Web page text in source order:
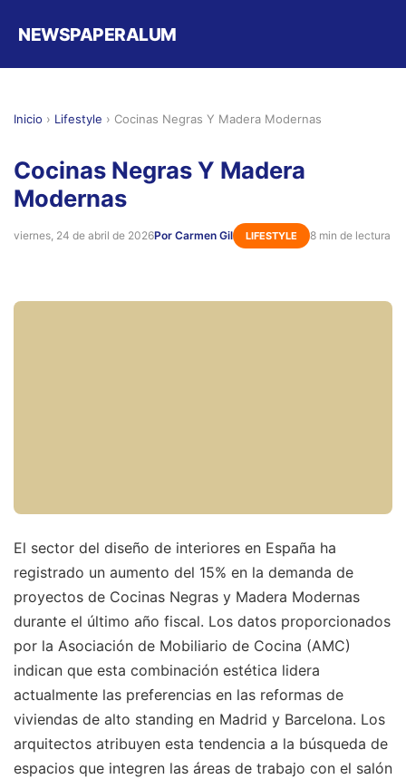
NEWSPAPERALUM
Inicio › Lifestyle › Cocinas Negras Y Madera Modernas
Cocinas Negras Y Madera
Modernas
viernes, 24 de abril de 2026Por Carmen Gil LIFESTYLE 8 min de lectura
El sector del diseño de interiores en España ha
registrado un aumento del 15% en la demanda de
proyectos de Cocinas Negras y Madera Modernas
durante el último año fiscal. Los datos proporcionados
por la Asociación de Mobiliario de Cocina (AMC)
indican que esta combinación estética lidera
actualmente las preferencias en las reformas de
viviendas de alto standing en Madrid y Barcelona. Los
arquitectos atribuyen esta tendencia a la búsqueda de
espacios que integren las áreas de trabajo con el salón